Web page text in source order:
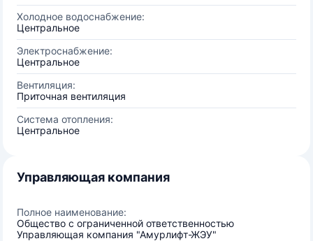
Холодное водоснабжение:
Центральное
Электроснабжение:
Центральное
Вентиляция:
Приточная вентиляция
Система отопления:
Центральное
Управляющая компания
Полное наименование:
Общество с ограниченной ответственностью
Управляющая компания "Амурлифт-ЖЭУ"